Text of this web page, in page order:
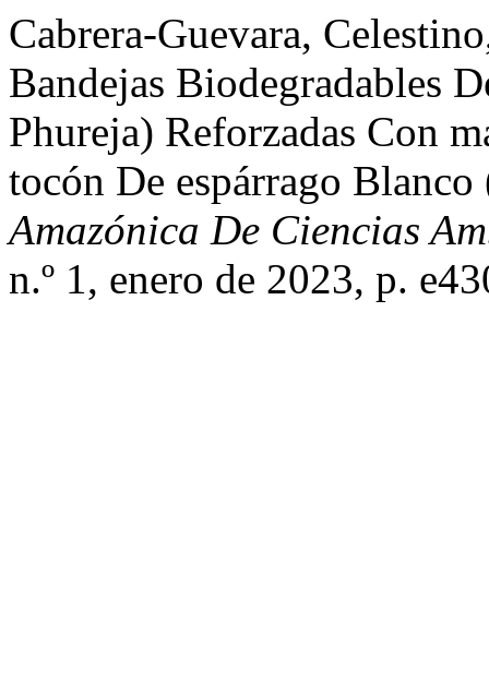
Cabrera-Guevara,
Bandejas Biodegradables
Phureja) Reforzadas Con
tocón De espárrago
Amazónica De Ciencias
n.º 1, enero de 2023, p.